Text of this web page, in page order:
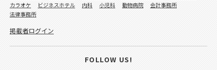
カラオケ
ビジネスホテル 内科 小児科 動物病院
会計事務所
法律事務所
掲載者ログイン
FOLLOW US!